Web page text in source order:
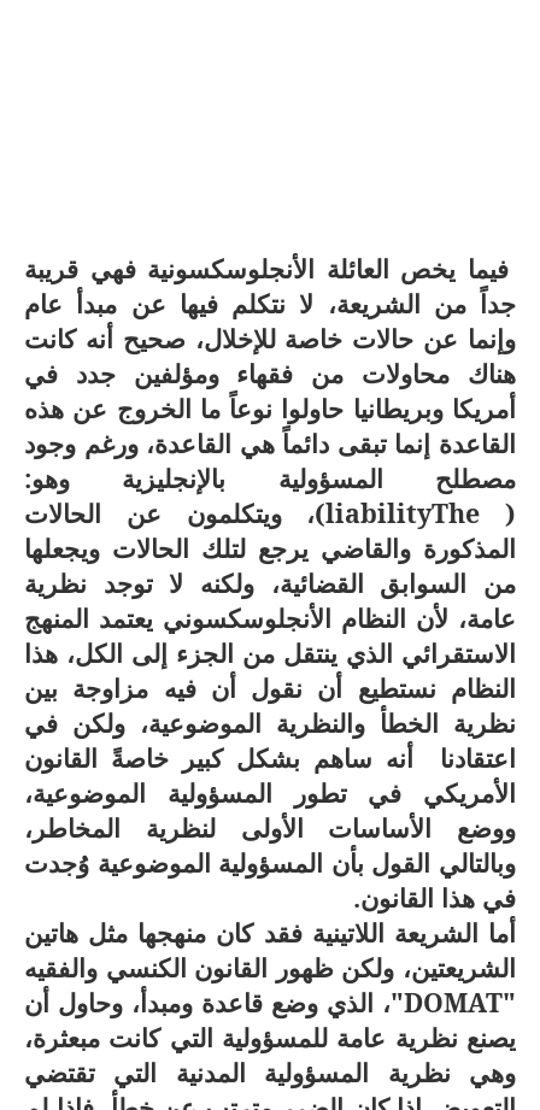
فيما يخص العائلة الأنجلوسكسونية فهي قريبة
جداً من الشريعة، لا نتكلم فيها عن مبدأ عام
وإنما عن حالات خاصة للإخلال، صحيح أنه كانت
هناك محاولات من فقهاء ومؤلفين جدد في
أمريكا وبريطانيا حاولوا نوعاً ما الخروج عن هذه
القاعدة إنما تبقى دائماً هي القاعدة، ورغم وجود
مصطلح المسؤولية بالإنجليزية وهو:
The
liability)، ويتكلمون عن الحالات
المذكورة والقاضي يرجع لتلك الحالات ويجعلها
من السوابق القضائية، ولكنه لا توجد نظرية
عامة، لأن النظام الأنجلوسكسوني يعتمد المنهج
الاستقرائي الذي ينتقل من الجزء إلى الكل، هذا
النظام نستطيع أن نقول أن فيه مزاوجة بين
نظرية الخطأ والنظرية الموضوعية، ولكن في
اعتقادنا أنه ساهم بشكل كبير خاصةً القانون
الأمريكي في تطور المسؤولية الموضوعية،
ووضع الأساسات الأولى لنظرية المخاطر،
وبالتالي القول بأن المسؤولية الموضوعية وُجدت
في هذا القانون.
أما الشريعة اللاتينية فقد كان منهجها مثل هاتين
الشريعتين، ولكن ظهور القانون الكنسي والفقيه
DOMAT"، الذي وضع قاعدة ومبدأ، وحاول أن
يصنع نظرية عامة للمسؤولية التي كانت مبعثرة،
وهي نظرية المسؤولية المدنية التي تقتضي